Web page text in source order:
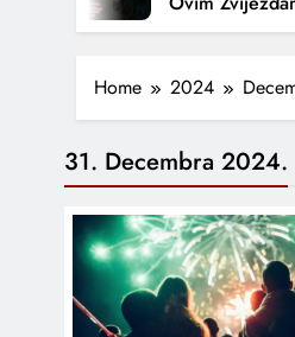
Home 2024
31. Decembra 2024.